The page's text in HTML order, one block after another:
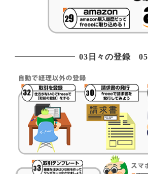
03日々の登録 05